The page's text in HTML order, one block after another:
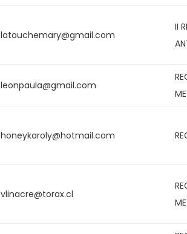
latouchemary@gmail.com
II
leonpaula@gmail.com
honeykaroly@hotmail.com
vlinacre@torax.cl